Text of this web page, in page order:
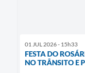
01 JUL 2026 - 15h33
FESTA DO
NO TRÂNSITO E